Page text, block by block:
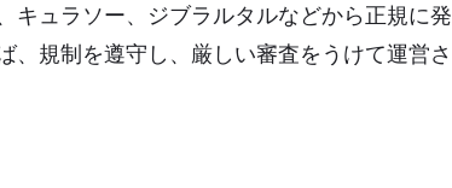
キュラソー、ジブラルタルなどから正規に発
規制を遵守し、厳しい審査をうけて運営さ